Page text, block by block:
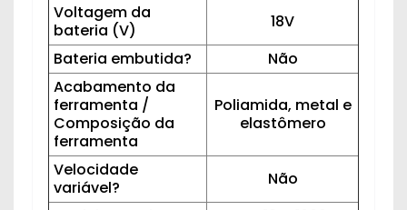
Voltagem da
bateria (V)
18V
Bateria embutida?
Não
Acabamento da
ferramenta /
Composição da
ferramenta
Poliamida, metal e
elastômero
Velocidade
variável?
Não